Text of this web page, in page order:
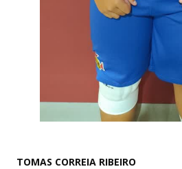
TOMAS CORREIA RIBEIRO